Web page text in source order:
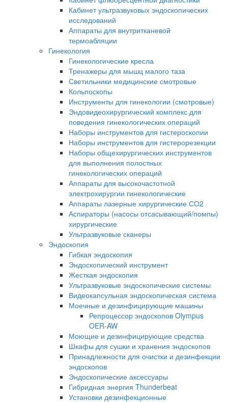
Кабинет ультразвуковых эндоскопических
исследований
Аппараты для внутритканевой
термоабляции
Гинекология
Гинекологические кресла
Тренажеры для мышц малого таза
Светильники медицинские смотровые
Кольпоскопы
Инструменты для гинекологии (смотровые)
Эндовидеохирургический комплекс для
поведения гинекологических операций
Наборы инструментов для гистероскопии
Наборы инструментов для гистерорезекции
Наборы общехирургических инструментов
для выполнения полостных
гинекологических операций
Аппараты для высокочастотной
электрохирургии гинекологические
Аппараты лазерные хирургические СО2
Аспираторы (насосы отсасывающий/помпы)
хирургические
Ультразвуковые сканеры
Эндоскопия
Гибкая эндоскопия
Эндоскопический инструмент
Жесткая эндоскопия
Ультразвуковые эндоскопические системы
Видеокапсульная эндоскопическая система
Моечные и дезинфицирующие машины
Репроцессор эндоскопов Olympus
OER-AW
Моющие и дезинфицирующие средства
Шкафы для сушки и хранения эндоскопов
Принадлежности для очистки и дезинфекции
эндоскопов
Эндоскопические аксессуары
Гибридная энергия Thunderbeat
Установки дезинфекционные